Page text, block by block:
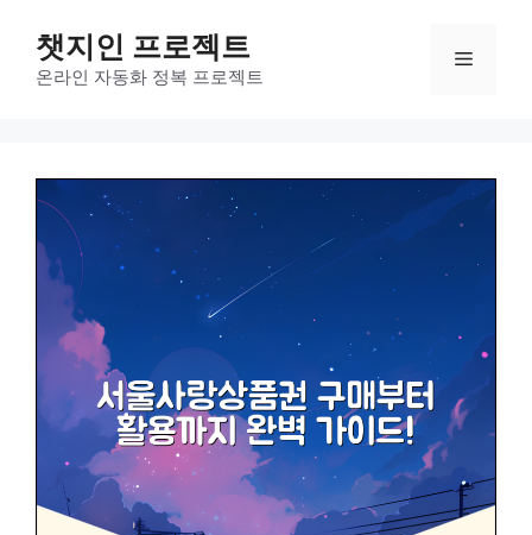
챗지인 프로젝트
온라인 자동화 정복 프로젝트
메